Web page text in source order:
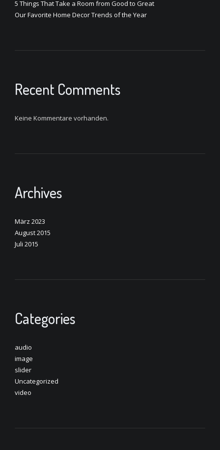
5 Things That Take a Room from Good to Great
Our Favorite Home Decor Trends of the Year
Recent Comments
Keine Kommentare vorhanden.
Archives
März 2023
August 2015
Juli 2015
Categories
audio
image
slider
Uncategorized
video